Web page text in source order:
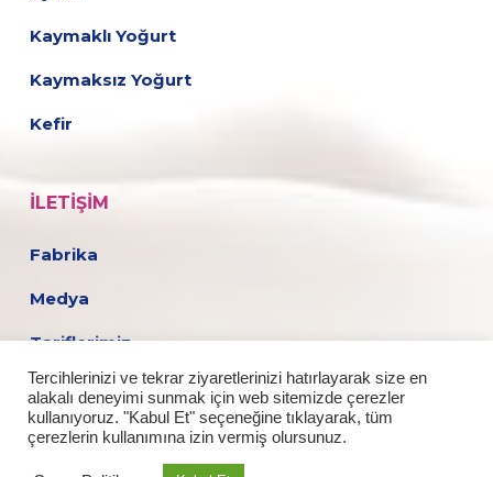
Kaymaklı Yoğurt
Kaymaksız Yoğurt
Kefir
İLETIŞIM
Fabrika
Medya
Tariflerimiz
Kariyer
Tercihlerinizi ve tekrar ziyaretlerinizi hatırlayarak size en
alakalı deneyimi sunmak için web sitemizde çerezler
kullanıyoruz. "Kabul Et" seçeneğine tıklayarak, tüm
çerezlerin kullanımına izin vermiş olursunuz.